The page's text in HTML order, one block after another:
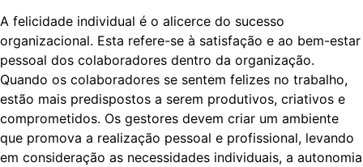
A felicidade individual é o alicerce do sucesso
organizacional. Esta refere-se à satisfação e ao bem-estar
pessoal dos colaboradores dentro da organização.
Quando os colaboradores se sentem felizes no trabalho,
estão mais predispostos a serem produtivos, criativos e
comprometidos. Os gestores devem criar um ambiente
que promova a realização pessoal e profissional, levando
em consideração as necessidades individuais, a autonomia